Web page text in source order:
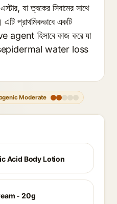
যা ত্বকের সিবামের সাথে
প্রাথমিকভাবে একটি
হিসাবে কাজ করে যা
water loss
Moderate
Acid Body Lotion
- 20g